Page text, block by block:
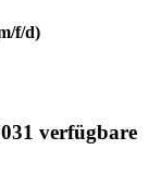
f/d)
verfügbare